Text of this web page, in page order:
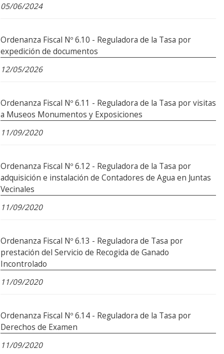
05/06/2024
Ordenanza Fiscal Nº 6.10 - Reguladora de la Tasa por
expedición de documentos
12/05/2026
Ordenanza Fiscal Nº 6.11 - Reguladora de la Tasa por visitas
a Museos Monumentos y Exposiciones
11/09/2020
Ordenanza Fiscal Nº 6.12 - Reguladora de la Tasa por
adquisición e instalación de Contadores de Agua en Juntas
Vecinales
11/09/2020
Ordenanza Fiscal Nº 6.13 - Reguladora de Tasa por
prestación del Servicio de Recogida de Ganado
Incontrolado
11/09/2020
Ordenanza Fiscal Nº 6.14 - Reguladora de la Tasa por
Derechos de Examen
11/09/2020